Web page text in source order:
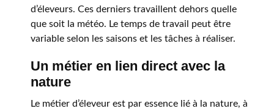
d’éleveurs. Ces derniers travaillent dehors quelle
que soit la météo. Le temps de travail peut être
variable selon les saisons et les tâches à réaliser.
Un métier en lien direct avec la
nature
Le métier d’éleveur est par essence lié à la nature, à